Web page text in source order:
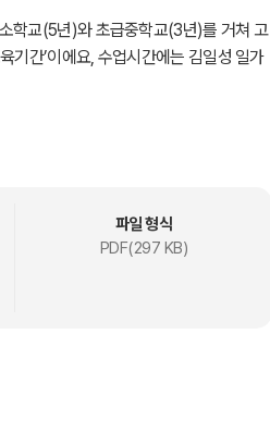
학교(5년)와 초급중학교(3년)를 거쳐 고
기간’이에요, 수업시간에는 김일성 일가
파일 형식
PDF(297 KB)